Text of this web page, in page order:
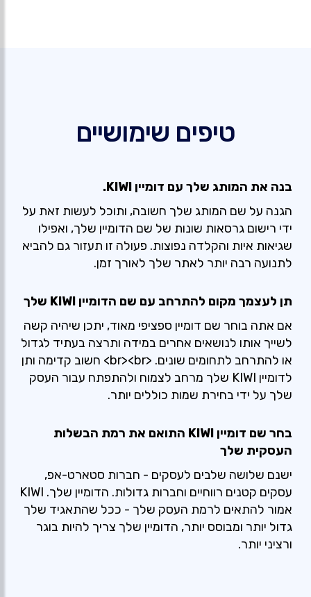
טיפים שימושיים
בנה את המותג שלך עם דומיין KIWI.
הגנה על שם המותג שלך חשובה, ותוכל לעשות זאת על
ידי רישום גרסאות שונות של שם הדומיין שלך, ואפילו
שגיאות איות והקלדה נפוצות. פעולה זו תעזור גם להביא
לתנועה רבה יותר לאתר שלך לאורך זמן.
תן לעצמך מקום להתרחב עם שם הדומיין KIWI שלך
אם אתה בוחר שם דומיין ספציפי מאוד, יתכן שיהיה קשה
לשייך אותו לנושאים אחרים במידה ותרצה בעתיד לגדול
או להתרחב לתחומים שונים. <br><br> חשוב קדימה ותן
לדומיין KIWI שלך מרחב לצמוח ולהתפתח עבור העסק
שלך על ידי בחירת שמות כוללים יותר.
בחר שם דומיין KIWI התואם את רמת הבשלות
העסקית שלך
ישנם שלושה שלבים לעסקים - חברות סטארט-אפ,
עסקים קטנים רווחיים וחברות גדולות. הדומיין שלך. KIWI
אמור להתאים לרמת העסק שלך - ככל שהתאגיד שלך
גדול יותר ומבוסס יותר, הדומיין שלך צריך להיות בוגר
ורציני יותר.